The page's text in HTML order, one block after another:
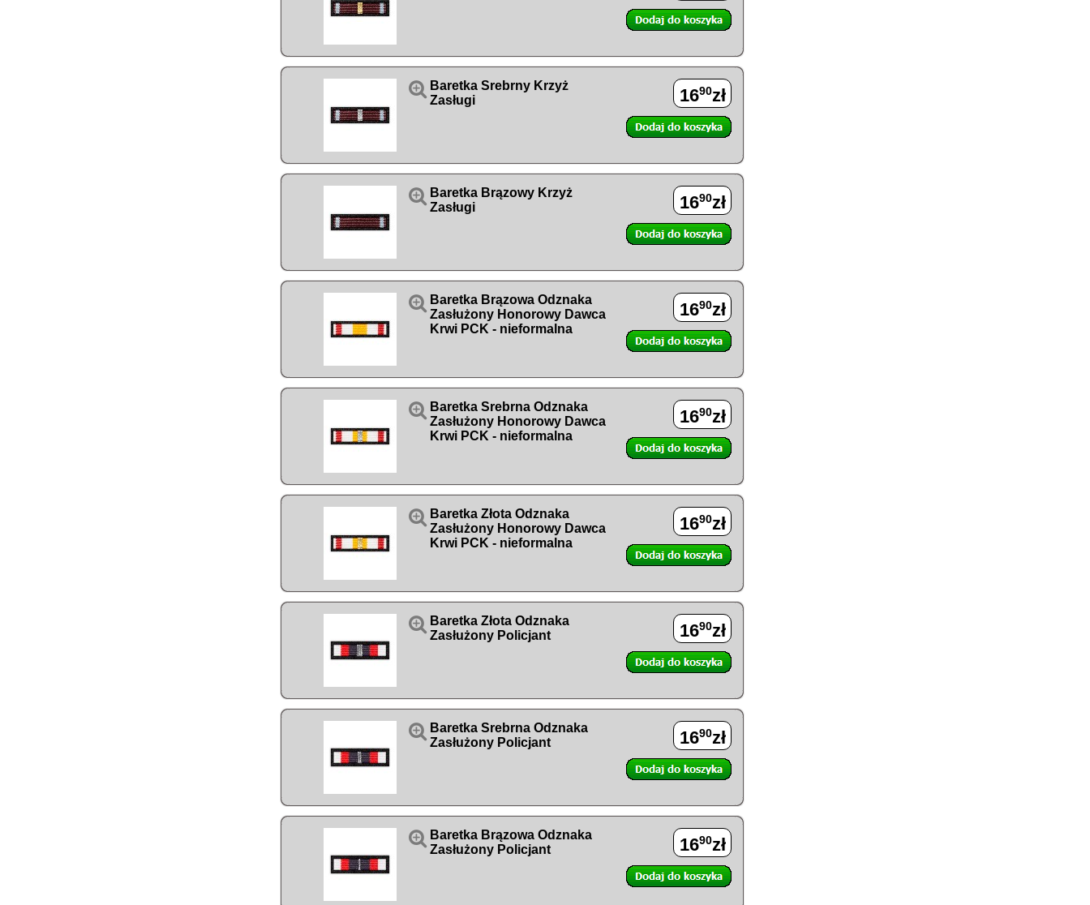
 Baretka Srebrny Krzyż
Zasługi
1690zł
 Baretka Brązowy Krzyż
Zasługi
1690zł
 Baretka Brązowa Odznaka
Zasłużony Honorowy Dawca
Krwi PCK - nieformalna
1690zł
 Baretka Srebrna Odznaka
Zasłużony Honorowy Dawca
Krwi PCK - nieformalna
1690zł
 Baretka Złota Odznaka
Zasłużony Honorowy Dawca
Krwi PCK - nieformalna
1690zł
 Baretka Złota Odznaka
Zasłużony Policjant
1690zł
 Baretka Srebrna Odznaka
Zasłużony Policjant
1690zł
 Baretka Brązowa Odznaka
Zasłużony Policjant
1690zł